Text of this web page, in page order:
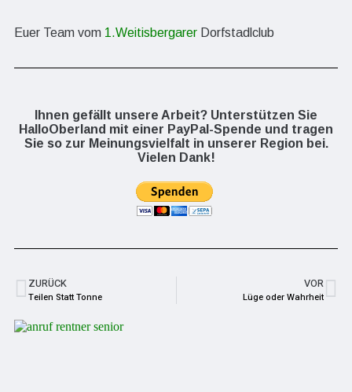
Euer Team vom 1.Weitisbergarer Dorfstadlclub
Ihnen gefällt unsere Arbeit? Unterstützen Sie
HalloOberland mit einer PayPal-Spende und tragen
Sie so zur Meinungsvielfalt in unserer Region bei.
Vielen Dank!
ZURÜCK
Teilen Statt Tonne
VOR
Lüge oder Wahrheit